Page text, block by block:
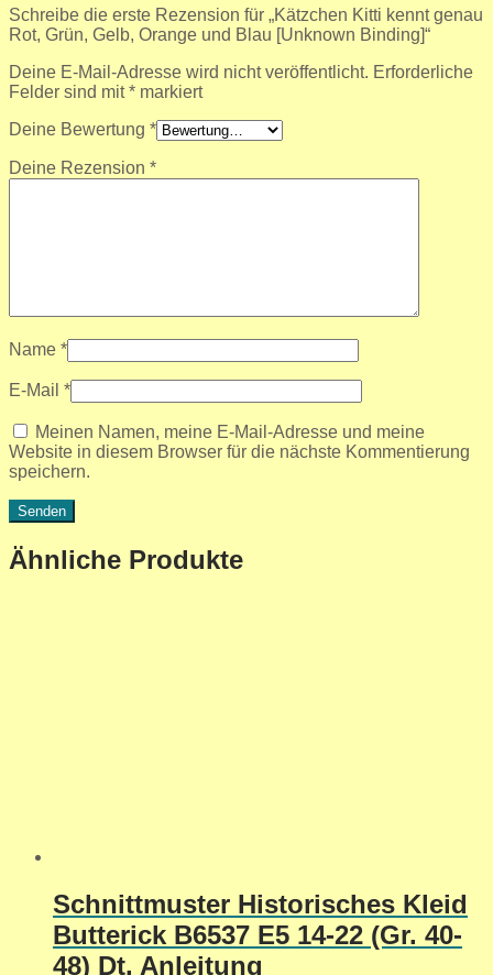
Schreibe die erste Rezension für „Kätzchen Kitti kennt genau
Rot, Grün, Gelb, Orange und Blau [Unknown Binding]“
Deine E-Mail-Adresse wird nicht veröffentlicht. Erforderliche
Felder sind mit* markiert
Deine Bewertung *
Deine Rezension *
Name *
E-Mail *
Meinen Namen, meine E-Mail-Adresse und meine
Website in diesem Browser für die nächste Kommentierung
speichern.
Ähnliche Produkte
Schnittmuster Historisches Kleid
Butterick B6537 E5 14-22 (Gr. 40-
48) Dt. Anleitung